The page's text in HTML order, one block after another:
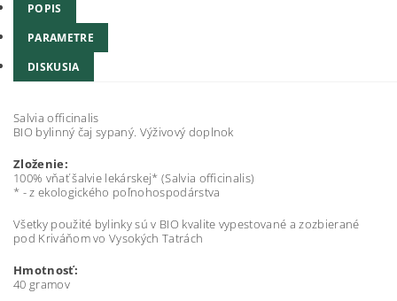
POPIS
PARAMETRE
DISKUSIA
Salvia officinalis
BIO bylinný čaj sypaný. Výživový doplnok
Zloženie:
100% vňať šalvie lekárskej* (Salvia officinalis)
* - z ekologického poľnohospodárstva
Všetky použité bylinky sú v BIO kvalite vypestované a zozbierané
pod Kriváňom vo Vysokých Tatrách
Hmotnosť:
40 gramov